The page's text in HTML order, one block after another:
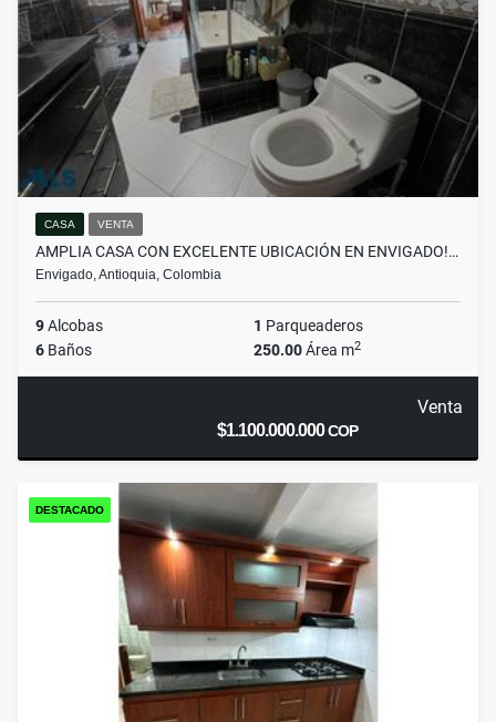
CASA VENTA
AMPLIA CASA CON EXCELENTE UBICACIÓN EN ENVIGADO!…
Envigado, Antioquia, Colombia
9Alcobas 1 Parqueaderos
6 Baños 250.00Área m2
Venta
$1.100.000.000COP
DESTACADO